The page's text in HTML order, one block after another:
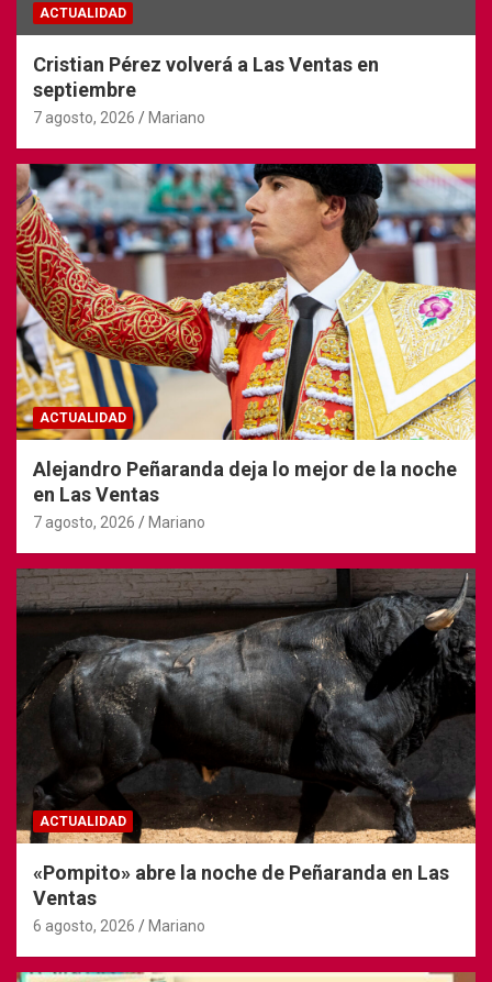
ACTUALIDAD
Cristian Pérez volverá a Las Ventas en
septiembre
7 agosto, 2026 Mariano
ACTUALIDAD
Alejandro Peñaranda deja lo mejor de la noche
en Las Ventas
7 agosto, 2026 Mariano
ACTUALIDAD
«Pompito» abre la noche de Peñaranda en Las
Ventas
6 agosto, 2026 Mariano